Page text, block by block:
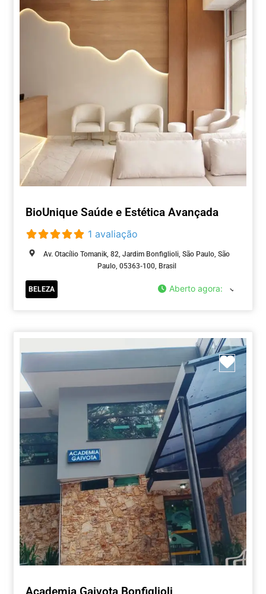
BioUnique Saúde e Estética Avançada
1 avaliação
Av. Otacílio Tomanik, 82, Jardim Bonfiglioli, São Paulo, São
Paulo, 05363-100, Brasil
BELEZA Aberto agora: